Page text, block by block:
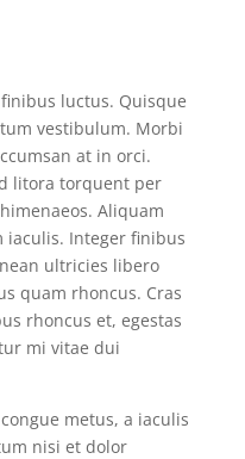
luctus. Quisque
vestibulum. Morbi
at in orci.
litora torquent per
Aliquam
Integer finibus
ultricies libero
quam rhoncus. Cras
rhoncus et, egestas
mi vitae dui
metus, a iaculis
nisi et dolor